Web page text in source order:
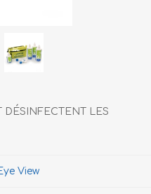
DÉSINFECTENT LES
View